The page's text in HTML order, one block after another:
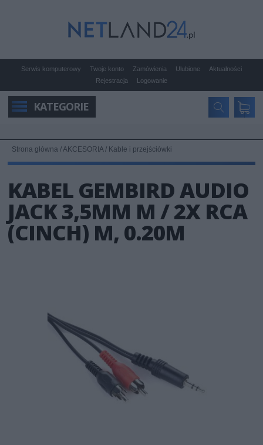
Serwis komputerowy Twoje konto Zamówienia Ulubione
Aktualności
Rejestracja
Logowanie
KATEGORIE
Strona główna /AKCESORIA/ Kable i przejściówki
KABEL GEMBIRD AUDIO
JACK 3,5MM M / 2X RCA
(CINCH) M, 0.20M